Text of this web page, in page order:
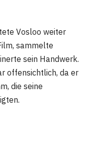
Vosloo weiter
sammelte
sein Handwerk.
offensichtlich, da er
die seine